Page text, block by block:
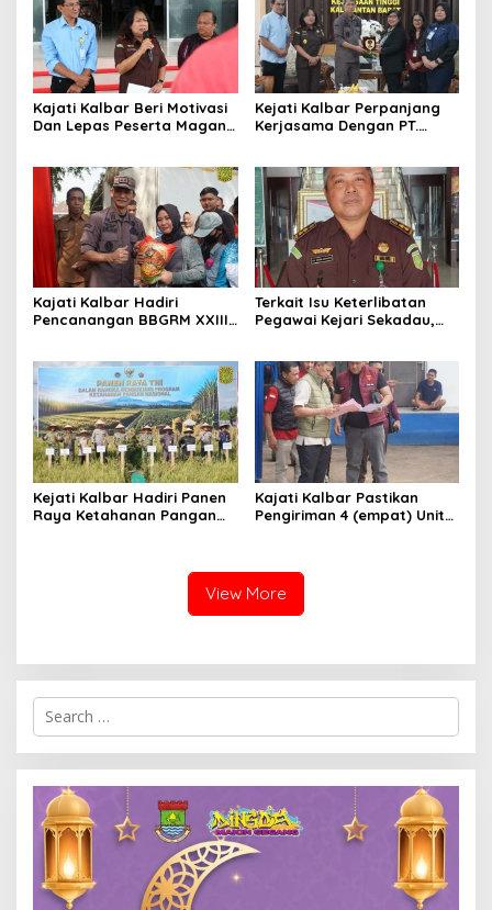
Kajati Kalbar Beri Motivasi
Dan Lepas Peserta Magang
Kejati Kalbar Perpanjang
Kerjasama Dengan PT.
Kajati Kalbar Hadiri
Pencanangan BBGRM XXIII,
Kalimantan Barat Tahun
2026
Terkait Isu Keterlibatan
Pegawai Kejari Sekadau,
Secara Obyektif
Kejati Kalbar Hadiri Panen
Raya Ketahanan Pangan
Kajati Kalbar Pastikan
Pengiriman 4 (empat) Unit
View More
Search
for: